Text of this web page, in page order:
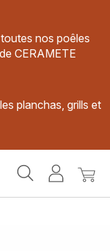
nos poêles
CERAMETE
planchas, grills et
MonMon